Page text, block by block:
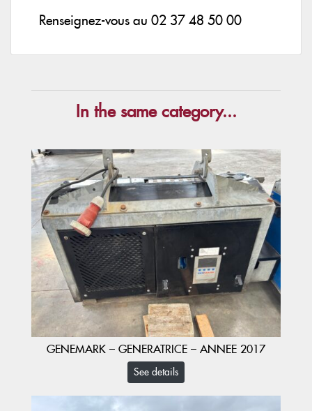
Renseignez-vous au 02 37 48 50 00
In the same category...
GENEMARK – GENERATRICE – ANNEE 2017
See details